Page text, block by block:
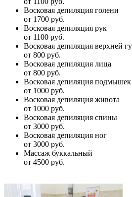
Восковая депиляция голени
от 1700 руб.
Восковая депиляция рук
от 1100 руб.
Восковая депиляция верхней
от 800 руб.
Восковая депиляция лица
от 800 руб.
Восковая депиляция подмышек
от 1000 руб.
Восковая депиляция живота
от 1000 руб.
Восковая депиляция спины
от 3000 руб.
Восковая депиляция ног
от 3000 руб.
Массаж буккальный
от 4500 руб.